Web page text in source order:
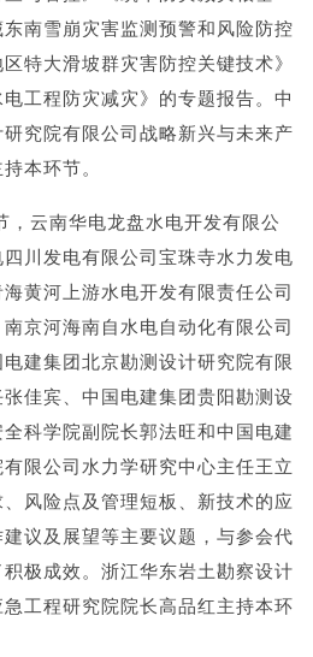
南雪崩灾害监测预警和风险防控
特大滑坡群灾害防控关键技术》
电工程防灾减灾》的专题报告。‌中
究院有限公司战略新兴与未来产
本环节。
，云南华电龙盘水电开发有限公
川发电有限公司宝珠寺水力发电
黄河上游水电开发有限责任公司‌
京河海南自水电自动化有限公司
建集团北京勘测设计研究院有限
佳宾、中国电建集团贵阳勘测设
科学院副院长郭法旺和中国电建
限公司水力学研究中心主任王立
风险点及管理短板、新技术的应
议及展望等主要议题，与参会代
极成效。浙江华东岩土勘察设计
工程研究院院长高品红主持本环